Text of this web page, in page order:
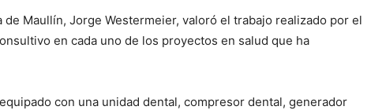
Maullín, Jorge Westermeier, valoró el trabajo realizado por el
en cada uno de los proyectos en salud que ha
con una unidad dental, compresor dental, generador